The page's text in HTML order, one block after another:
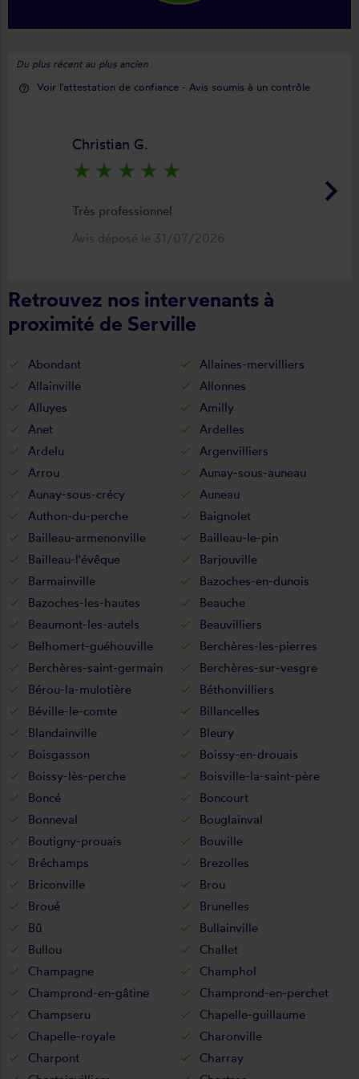
Du plus récent au plus ancien
help_outline Voir l'attestation de confiance - Avis soumis à un contrôle
keyboard_arrow_right
Christian G.
star_rate star_rate star_rate star_rate star_rate
Très professionnel
Avis déposé le 31/07/2026
Retrouvez nos intervenants à
proximité de Serville
Abondant
Allaines-mervilliers
Allainville
Allonnes
Alluyes
Amilly
Anet
Ardelles
Ardelu
Argenvilliers
Arrou
Aunay-sous-auneau
Aunay-sous-crécy
Auneau
Authon-du-perche
Baignolet
Bailleau-armenonville
Bailleau-le-pin
Bailleau-l'évêque
Barjouville
Barmainville
Bazoches-en-dunois
Bazoches-les-hautes
Beauche
Beaumont-les-autels
Beauvilliers
Belhomert-guéhouville
Berchères-les-pierres
Berchères-saint-germain
Berchères-sur-vesgre
Bérou-la-mulotière
Béthonvilliers
Béville-le-comte
Billancelles
Blandainville
Bleury
Boisgasson
Boissy-en-drouais
Boissy-lès-perche
Boisville-la-saint-père
Boncé
Boncourt
Bonneval
Bouglainval
Boutigny-prouais
Bouville
Bréchamps
Brezolles
Briconville
Brou
Broué
Brunelles
Bû
Bullainville
Bullou
Challet
Champagne
Champhol
Champrond-en-gâtine
Champrond-en-perchet
Champseru
Chapelle-guillaume
Chapelle-royale
Charonville
Charpont
Charray